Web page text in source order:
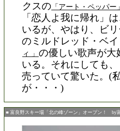
クスの 「アート・ペッパー」
「恋人よ我に帰れ」
いるが、やはり、ビ
のミルドレッド・ベ
ィ 」 の優しい歌声が大
いる。それにしても
売っていて驚いた。(
が・・・)
■ 富良野スキー場「北の峰ゾーン」オープン！ by